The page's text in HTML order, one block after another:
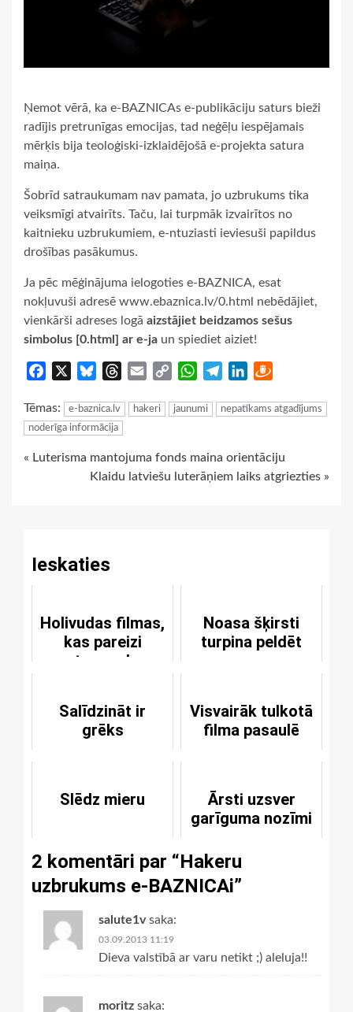
Ņemot vērā, ka e-BAZNICAs e-publikāciju saturs bieži
radījis pretrunīgas emocijas, tad neģēļu iespējamais
mērķis bija teoloģiski-izklaidējošā e-projekta satura
maiņa.
Šobrīd satraukumam nav pamata, jo uzbrukums tika
veiksmīgi atvairīts. Taču, lai turpmāk izvairītos no
kaitnieku uzbrukumiem, e-ntuziasti ieviesuši papildus
drošības pasākumus.
Ja pēc mēģinājuma ielogoties e-BAZNICA, esat
nokļuvuši adresē www.ebaznica.lv/0.html nebēdājiet,
vienkārši adreses logā aizstājiet beidzamos sešus
simbolus [0.html] ar e-ja un spiediet aiziet!
Facebook BlueskyThreads
Email
Copy
WhatsApp
TelegramLinkedIn
Tēmas: e-baznica.lv hakeri jaunumi
nepatīkams atgadījums
noderīga informācija
Continue
« Luterisma mantojuma fonds maina orientāciju
Klaidu latviešu luterāņiem laiks atgriezties »
Ieskaties
Holivudas filmas,
kas pareizi
atspoguļo
Noasa šķirsti
turpina peldēt
Salīdzināt ir
grēks
Visvairāk tulkotā
filma pasaulē
Slēdz mieru
Ārsti uzsver
garīguma nozīmi
2 komentāri par “Hakeru
uzbrukums e-BAZNICAi”
salute1v saka:
03.09.2013 11:19
Dieva valstībā ar varu netikt ;) aleluja!!
moritz saka: